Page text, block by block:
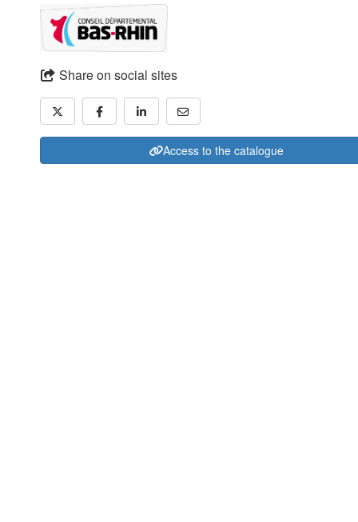
Share on social sites
Access to the catalogue